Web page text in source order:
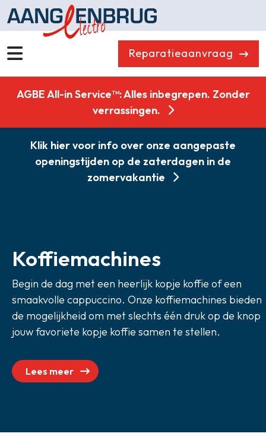
Reparatieaanvraag
Koelen & Vriezen
Koken
Koffiemachines
Professioneel
Stofzuigers
Quooker
Klein huishoudelijk
Zoeken
AGBE All-in Service™: Alles inbegrepen. Zonder
verrassingen.
Klik hier voor info over onze aangepaste
openingstijden op de zaterdagen in de
zomervakantie
Koffiemachines
Begin de dag met een heerlijk kopje koffie of een
smaakvolle cappuccino. Onze koffiemachines bieden
de mogelijkheid om met slechts één druk op de knop
jouw favoriete kopje koffie samen te stellen.
Lees meer